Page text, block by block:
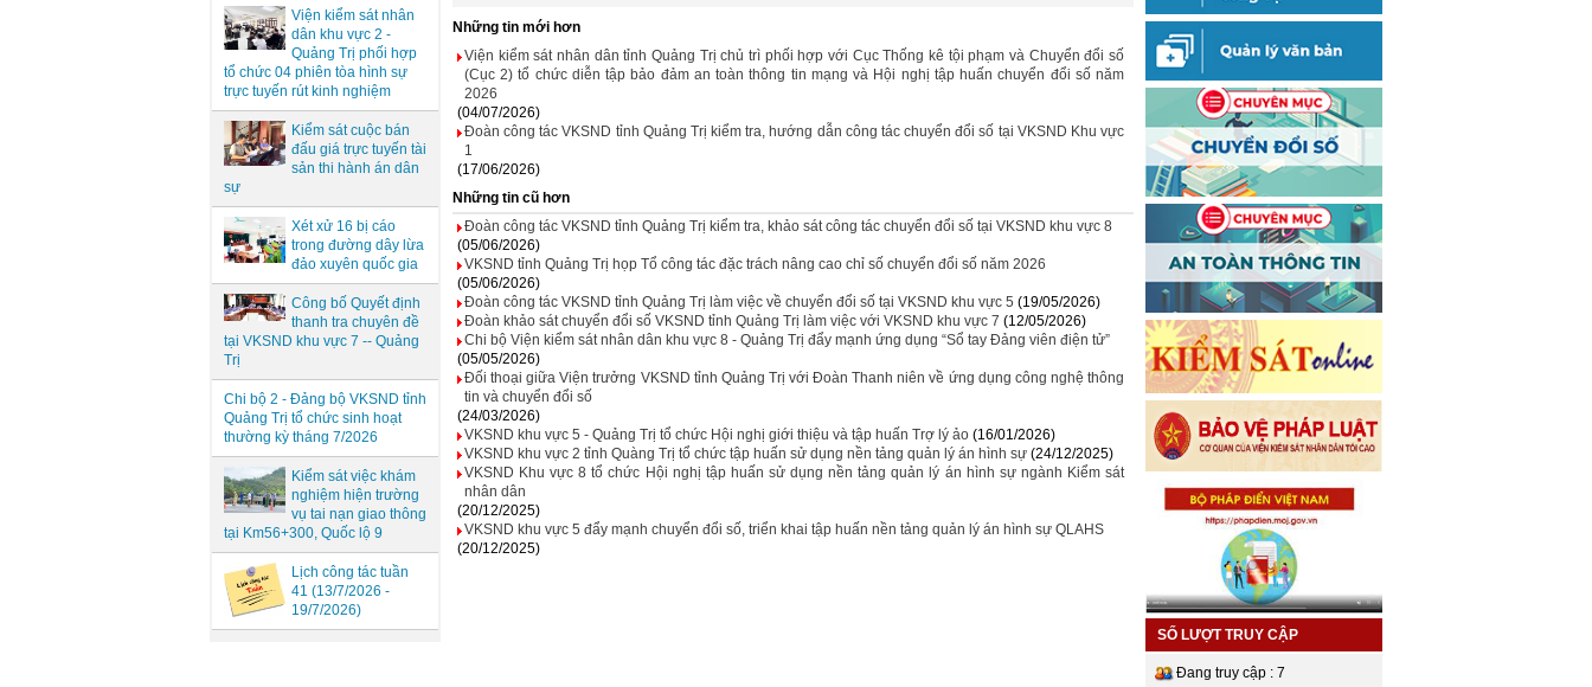
Viện kiểm sát nhân
dân khu vực 2 -
Quảng Trị phối hợp
tổ chức 04 phiên tòa hình sự
trực tuyến rút kinh nghiệm
Kiểm sát cuộc bán
đấu giá trực tuyến tài
sản thi hành án dân
sự
Xét xử 16 bị cáo
trong đường dây lừa
đảo xuyên quốc gia
Công bố Quyết định
thanh tra chuyên đề
tại VKSND khu vực 7 -- Quảng
Trị
Chi bộ 2 - Đảng bộ VKSND tỉnh
Quảng Trị tổ chức sinh hoạt
thường kỳ tháng 7/2026
Kiểm sát việc khám
nghiệm hiện trường
vụ tai nạn giao thông
tại Km56+300, Quốc lộ 9
Lịch công tác tuần
41 (13/7/2026 -
19/7/2026)
Những tin mới hơn
Viện kiểm sát nhân dân tỉnh Quảng Trị chủ trì phối hợp với Cục Thống kê tội phạm và Chuyển đổi số
(Cục 2) tổ chức diễn tập bảo đảm an toàn thông tin mạng và Hội nghị tập huấn chuyển đổi số năm
2026
(04/07/2026)
Đoàn công tác VKSND tỉnh Quảng Trị kiểm tra, hướng dẫn công tác chuyển đổi số tại VKSND Khu vực
1
(17/06/2026)
Những tin cũ hơn
Đoàn công tác VKSND tỉnh Quảng Trị kiểm tra, khảo sát công tác chuyển đổi số tại VKSND khu vực 8
(05/06/2026)
VKSND tỉnh Quảng Trị họp Tổ công tác đặc trách nâng cao chỉ số chuyển đổi số năm 2026
(05/06/2026)
Đoàn công tác VKSND tỉnh Quảng Trị làm việc về chuyển đổi số tại VKSND khu vực 5 (19/05/2026)
Đoàn khảo sát chuyển đổi số VKSND tỉnh Quảng Trị làm việc với VKSND khu vực 7 (12/05/2026)
Chi bộ Viện kiểm sát nhân dân khu vực 8 - Quảng Trị đẩy mạnh ứng dụng “Sổ tay Đảng viên điện tử”
(05/05/2026)
Đối thoại giữa Viện trưởng VKSND tỉnh Quảng Trị với Đoàn Thanh niên về ứng dụng công nghệ thông
tin và chuyển đổi số
(24/03/2026)
VKSND khu vực 5 - Quảng Trị tổ chức Hội nghị giới thiệu và tập huấn Trợ lý ảo (16/01/2026)
VKSND khu vực 2 tỉnh Quàng Trị tổ chức tập huấn sử dụng nền tảng quản lý án hình sự (24/12/2025)
VKSND Khu vực 8 tổ chức Hội nghị tập huấn sử dụng nền tảng quản lý án hình sự ngành Kiểm sát
nhân dân
(20/12/2025)
VKSND khu vực 5 đẩy mạnh chuyển đổi số, triển khai tập huấn nền tảng quản lý án hình sự QLAHS
(20/12/2025)
SỐ LƯỢT TRUY CẬP
Đang truy cập : 7